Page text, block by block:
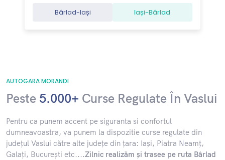
AUTOGARA MORANDI
Peste 5.000+ Curse Regulate În Vaslui
​Pentru ca punem accent pe siguranta si confortul
dumneavoastra, va punem la dispozitie curse regulate din
județul Vaslui către alte județe din țara: Iași, Piatra Neamț,
Galați, București etc....Zilnic realizăm și trasee pe ruta Bârlad
Bârlad-Iași Iași-Bârlad